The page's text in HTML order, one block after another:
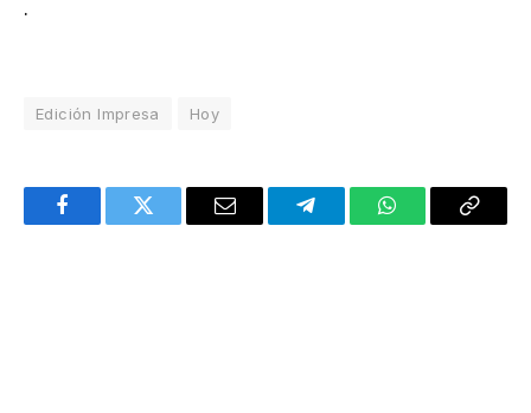
.
Edición Impresa Hoy
FacebookTwitter Email TelegramWhatsAppCopy